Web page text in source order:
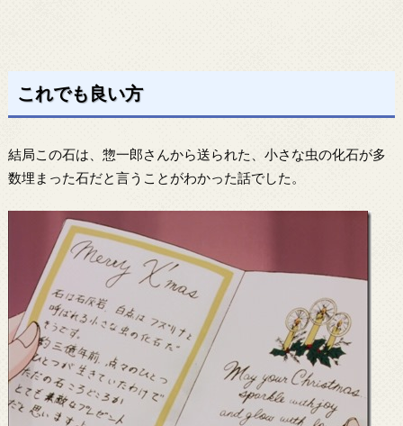
これでも良い方
結局この石は、惣一郎さんから送られた、小さな虫の化石が多
数埋まった石だと言うことがわかった話でした。